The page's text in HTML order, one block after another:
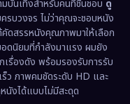
(93)
(1,460)
(17)
บันเทิงสำหรับคนที่ชื่นชอบ ดู
รบวงจร ไม่ว่าคุณจะชอบหนัง
ดสรรหนังคุณภาพมาให้เลือก
ดนิยมที่กำลังมาแรง ผมยัง
เรื่องดัง พร้อมรองรับการรับ
ว ภาพคมชัดระดับ HD และ
งได้แบบไม่มีสะดุด